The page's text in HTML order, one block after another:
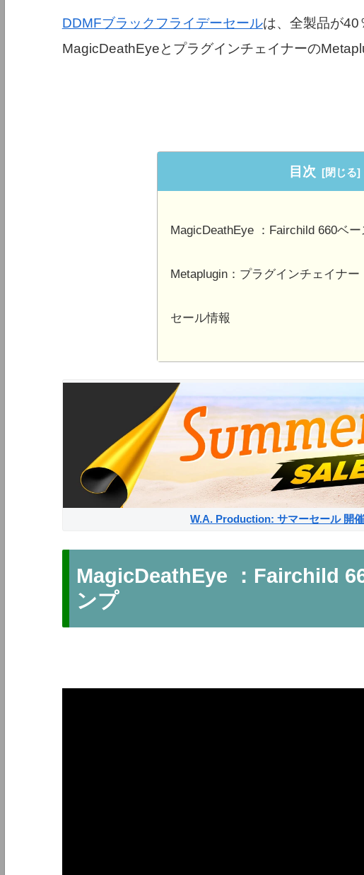
DDMFブラックフライデーセールは、全製品が40
MagicDeathEyeとプラグインチェイナーの
目次
MagicDeathEye ：Fairchild 660ベ
Metaplugin：プラグインチェイナー
セール情報
W.A. Production: サマーセール 開催
MagicDeathEye ：Fairchild
ンプ